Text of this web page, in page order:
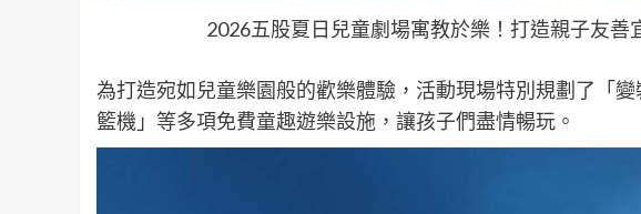
2026五股夏日兒童劇場寓教於樂！打造親子友善
為打造宛如兒童樂園般的歡樂體驗，活動現場特別規劃了「
籃機」等多項免費童趣遊樂設施，讓孩子們盡情暢玩。